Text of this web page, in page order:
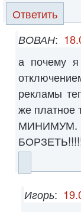
Ответить
ВОВАН:
а почему
рекламы
же
Игорь: